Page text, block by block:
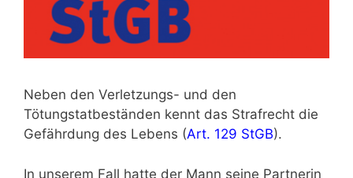
Neben den Verletzungs- und den
Tötungstatbeständen kennt das Strafrecht die
Gefährdung des Lebens (Art. 129 StGB).
In unserem Fall hatte der Mann seine Partnerin